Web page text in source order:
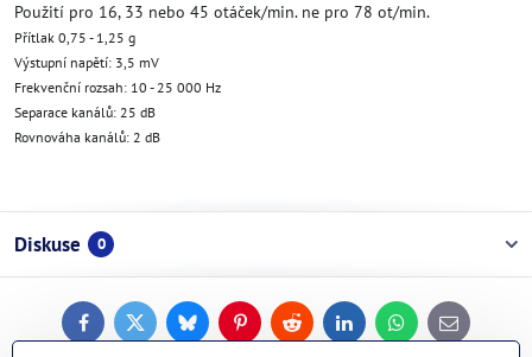
Použití pro 16, 33 nebo 45 otáček/min. ne pro 78 ot/min.
Přítlak 0,75 - 1,25 g
Výstupní napětí: 3,5 mV
Frekvenční rozsah: 10 - 25 000 Hz
Separace kanálů: 25 dB
Rovnováha kanálů: 2 dB
Diskuse 0
FacebookTwitterBlueskyPinterestReddit LinkedInWhatsApp
E-
mail